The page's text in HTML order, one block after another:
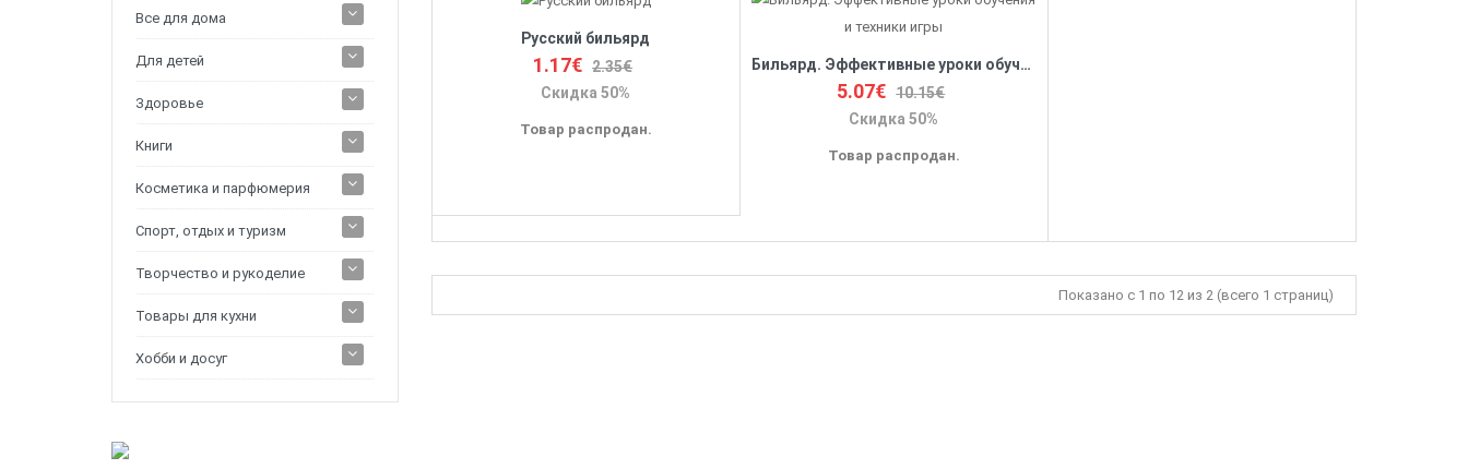
Все для дома
Для детей
Здоровье
Книги
Косметика и парфюмерия
Спорт, отдых и туризм
Творчество и рукоделие
Товары для кухни
Хобби и досуг
Русский бильярд
1.17€ 2.35€
Скидка 50%
Товар распродан.
Бильярд. Эффективные уроки обучения и техники игры
5.07€ 10.15€
Скидка 50%
Товар распродан.
Показано с 1 по 12 из 2 (всего 1 страниц)